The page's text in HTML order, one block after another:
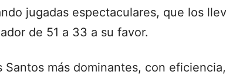
jugadas espectaculares, que los
de 51 a 33 a su favor.
Santos más dominantes, con